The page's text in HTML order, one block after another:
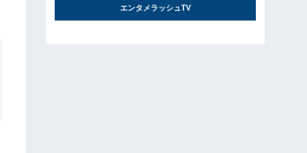
エンタメラッシュTV